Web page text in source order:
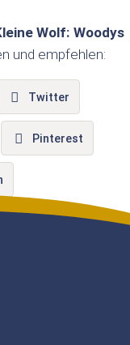
Wolf: Woodys
und empfehlen:
Twitter
Pinterest